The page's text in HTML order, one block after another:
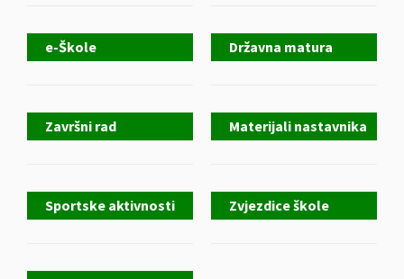
e-Škole Državna matura
Završni rad Materijali nastavnika
Sportske aktivnosti Zvjezdice škole